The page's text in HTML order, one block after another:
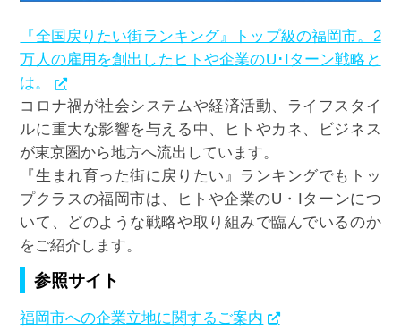
『全国戻りたい街ランキング』トップ級の福岡市。2
万人の雇用を創出したヒトや企業のU･Iターン戦略と
は。
コロナ禍が社会システムや経済活動、ライフスタイ
ルに重大な影響を与える中、ヒトやカネ、ビジネス
が東京圏から地方へ流出しています。
『生まれ育った街に戻りたい』ランキングでもトッ
プクラスの福岡市は、ヒトや企業のU・Iターンにつ
いて、どのような戦略や取り組みで臨んでいるのか
をご紹介します。
参照サイト
福岡市への企業立地に関するご案内